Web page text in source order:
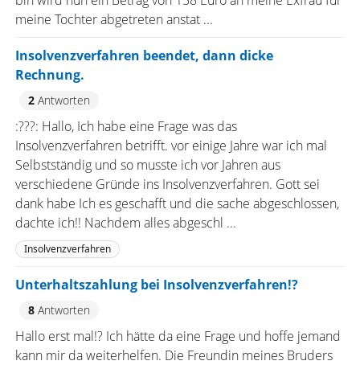
meine Tochter abgetreten anstat ...
Insolvenzverfahren beendet, dann dicke
Rechnung.
2Antworten
:???: Hallo, Ich habe eine Frage was das
Insolvenzverfahren betrifft. vor einige Jahre war ich mal
Selbstständig und so musste ich vor Jahren aus
verschiedene Gründe ins Insolvenzverfahren. Gott sei
dank habe Ich es geschafft und die sache abgeschlossen,
dachte ich!! Nachdem alles abgeschl ...
Insolvenzverfahren
Unterhaltszahlung bei Insolvenzverfahren!?
8Antworten
Hallo erst mal!? Ich hätte da eine Frage und hoffe jemand
kann mir da weiterhelfen. Die Freundin meines Bruders